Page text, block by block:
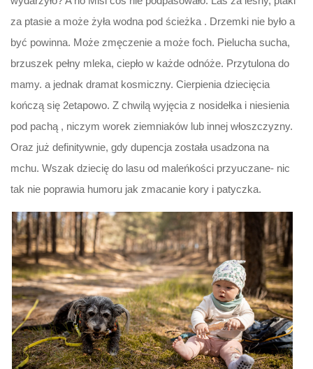
za ptasie a może żyła wodna pod ścieżka . Drzemki nie było a
być powinna. Może zmęczenie a może foch. Pielucha sucha,
brzuszek pełny mleka, ciepło w każde odnóże. Przytulona do
mamy. a jednak dramat kosmiczny. Cierpienia dziecięcia
kończą się 2etapowo. Z chwilą wyjęcia z nosidełka i niesienia
pod pachą , niczym worek ziemniaków lub innej włoszczyzny.
Oraz już definitywnie, gdy dupencja została usadzona na
mchu. Wszak dziecię do lasu od maleńkości przyuczane- nic
tak nie poprawia humoru jak zmacanie kory i patyczka.